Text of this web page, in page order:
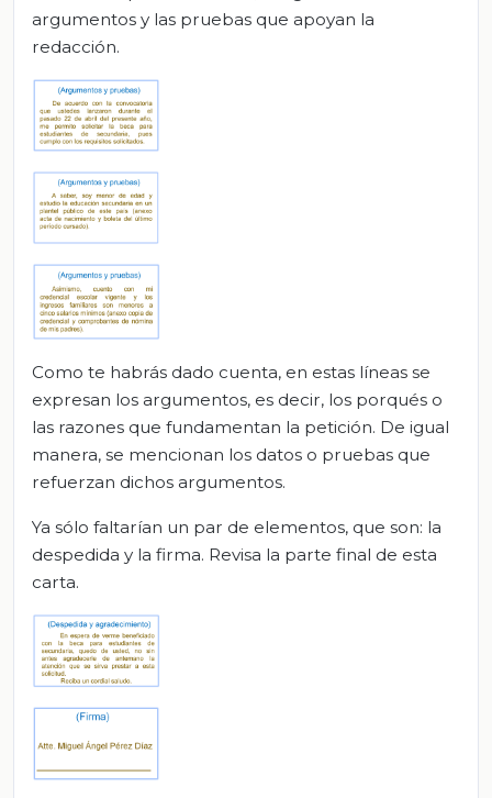
argumentos y las pruebas que apoyan la
redacción.
Como te habrás dado cuenta, en estas líneas se
expresan los argumentos, es decir, los porqués o
las razones que fundamentan la petición. De igual
manera, se mencionan los datos o pruebas que
refuerzan dichos argumentos.
Ya sólo faltarían un par de elementos, que son: la
despedida y la firma. Revisa la parte final de esta
carta.